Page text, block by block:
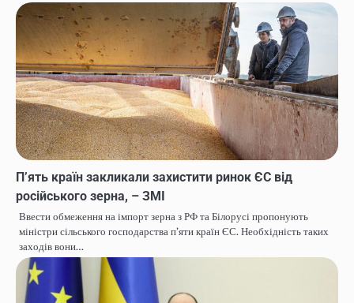
П’ять країн закликали захистити ринок ЄС від
російського зерна, – ЗМІ
Ввести обмеження на імпорт зерна з РФ та Білорусі пропонують
міністри сільського господарства п’яти країн ЄС. Необхідність таких
заходів вони…